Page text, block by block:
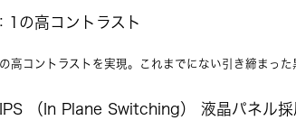
1の高コントラスト
高コントラストを実現。これまでにない引き締まった
（In Plane Switching） 液晶パネル採